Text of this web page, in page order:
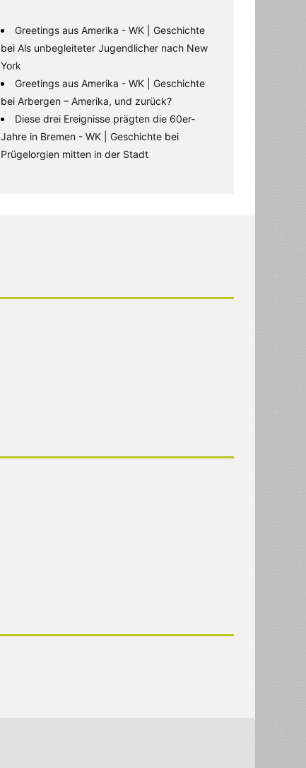
Greetings aus Amerika - WK | Geschichte
bei Als unbegleiteter Jugendlicher nach New
York
Greetings aus Amerika - WK | Geschichte
bei Arbergen – Amerika, und zurück?
Diese drei Ereignisse prägten die 60er-
Jahre in Bremen - WK | Geschichte bei
Prügelorgien mitten in der Stadt